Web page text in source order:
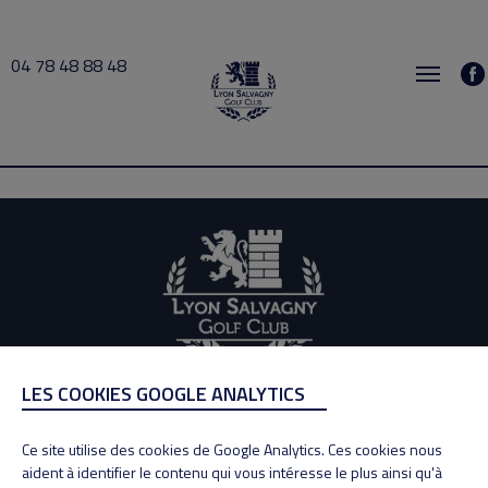
04 78 48 88 48
Cottard 2025-11-12 12:00 → 2025-11-12 13:00
ADRESSE
69890 La Tour de Salvagny
Tél : 04 78 48 88 48
LES COOKIES GOOGLE ANALYTICS
Ce site utilise des cookies de Google Analytics. Ces cookies nous
aident à identifier le contenu qui vous intéresse le plus ainsi qu'à